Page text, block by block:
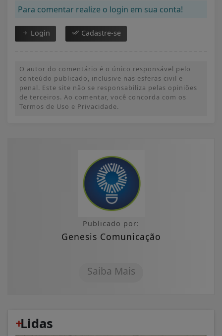
Para comentar realize o login em sua conta!
Login Cadastre-se
O autor do comentário é o único responsável pelo
conteúdo publicado, inclusive nas esferas civil e
penal. Este site não se responsabiliza pelas opiniões
de terceiros. Ao comentar, você concorda com os
Termos de Uso e Privacidade.
Publicado por:
Genesis Comunicação
Saiba Mais
+
Lidas